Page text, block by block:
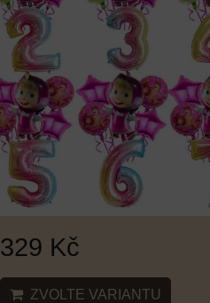
329 Kč
ZVOLTE VARIANTU